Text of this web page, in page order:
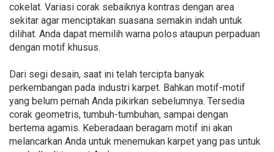
cokelat. Variasi corak sebaiknya kontras dengan area
sekitar agar menciptakan suasana semakin indah untuk
dilihat. Anda dapat memilih warna polos ataupun perpaduan
dengan motif khusus.
Dari segi desain, saat ini telah tercipta banyak
perkembangan pada industri karpet. Bahkan motif-motif
yang belum pernah Anda pikirkan sebelumnya. Tersedia
corak geometris, tumbuh-tumbuhan, sampai dengan
bertema agamis. Keberadaan beragam motif ini akan
melancarkan Anda untuk menemukan karpet yang pas untuk